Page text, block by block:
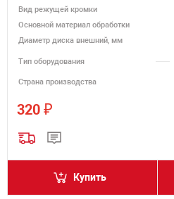
Вид режущей кромки
Основной материал обработки
Диаметр диска внешний, мм
Тип оборудования
Страна производства
320 ₽
Купить